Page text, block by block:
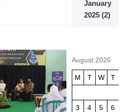
January
2025(2)
August 2026
M T W T
3 4 5 6